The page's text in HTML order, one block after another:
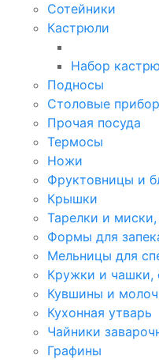
Сотейники
Кастрюли
Набор
Подносы
Столовые
Прочая посуда
Термосы
Ножи
Фруктовницы и
Крышки
Тарелки и
Формы для
Мельницы для
Кружки и чашки,
Кувшины и
Кухонная утварь
Чайники
Графины